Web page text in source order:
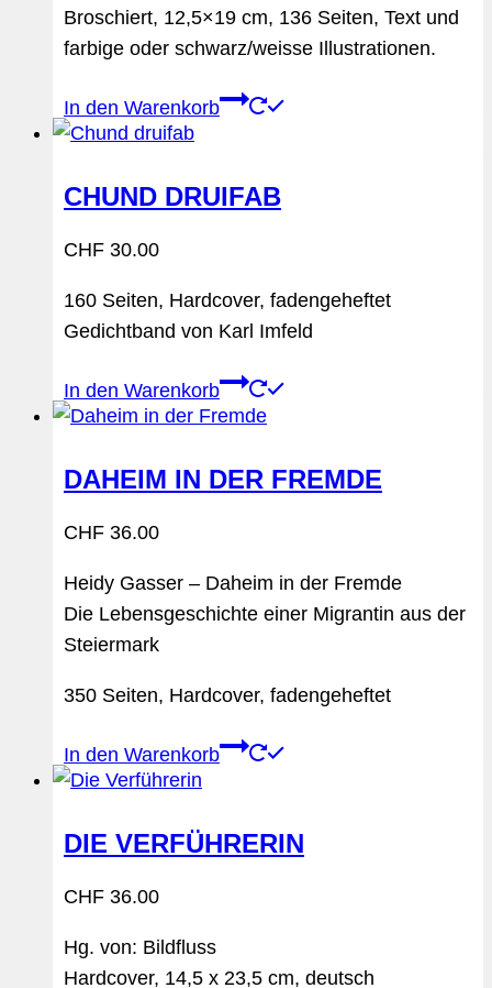
Broschiert, 12,5×19 cm, 136 Seiten, Text und
farbige oder schwarz/weisse Illustrationen.
In den Warenkorb
CHUND DRUIFAB
CHF 30.00
160 Seiten, Hardcover, fadengeheftet
Gedichtband von Karl Imfeld
In den Warenkorb
DAHEIM IN DER FREMDE
CHF 36.00
Heidy Gasser – Daheim in der Fremde
Die Lebensgeschichte einer Migrantin aus der
Steiermark
350 Seiten, Hardcover, fadengeheftet
In den Warenkorb
DIE VERFÜHRERIN
CHF 36.00
Hg. von: Bildfluss
Hardcover, 14,5 x 23,5 cm, deutsch